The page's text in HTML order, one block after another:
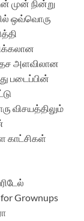
முன் நின்று
ஒவ்வொரு
அளவிலான
படைப்பின்
விசயத்திலும்
காட்சிகள்
Grownups